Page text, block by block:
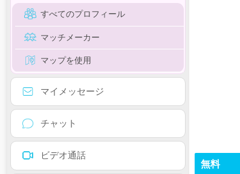
すべてのプロフィール
マッチメーカー
マップを使用
マイメッセージ
チャット
ビデオ通話
無料